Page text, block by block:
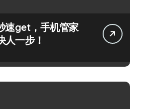
速get，手机管家
人一步！